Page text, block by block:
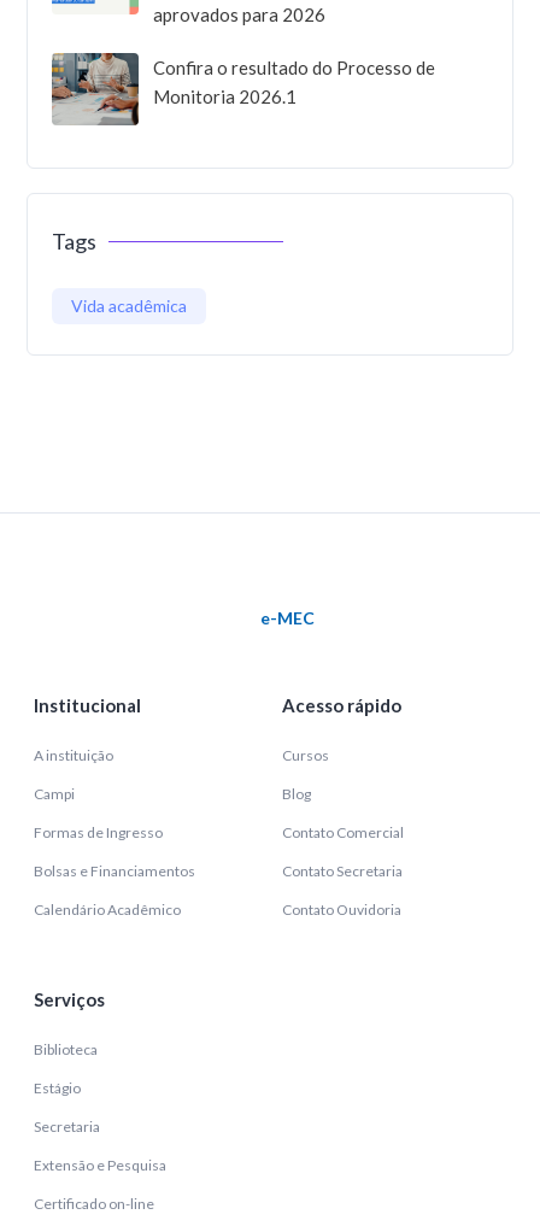
aprovados para 2026
Confira o resultado do Processo de
Monitoria 2026.1
Tags
Vida acadêmica
e-MEC
Institucional
A instituição
Campi
Formas de Ingresso
Bolsas e Financiamentos
Calendário Acadêmico
Acesso rápido
Cursos
Blog
Contato Comercial
Contato Secretaria
Contato Ouvidoria
Serviços
Biblioteca
Estágio
Secretaria
Extensão e Pesquisa
Certificado on-line